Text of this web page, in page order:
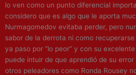
lo ven como un punto diferencial
considero que es algo que le aporta
Nurmagomedov evitaba perder, pero
sabor de la derrota ni como
ya paso por “lo peor” y con su
puede intuir de que aprendió de su
otros peleadores como Ronda Rousey